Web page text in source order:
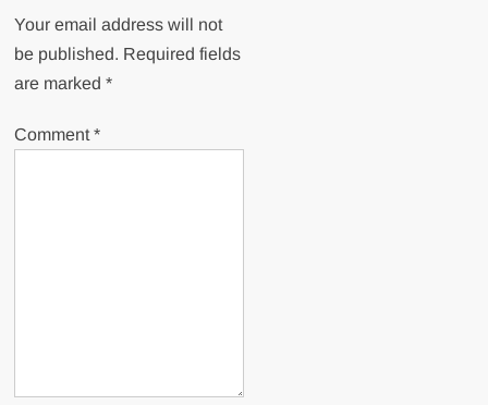
Your email address will not
be published. Required fields
are marked*
Comment*